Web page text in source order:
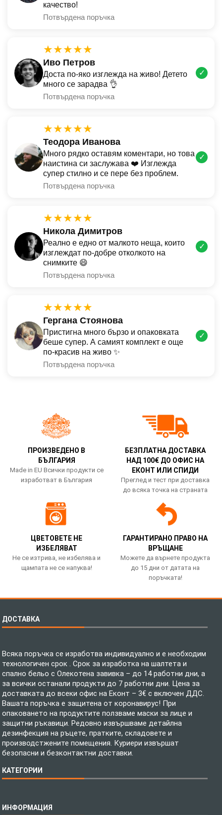
качество!
Потвърдена поръчка
★★★★★
Иво Петров
Доста по-яко изглежда на живо! Детето
много се зарадва 👌
Потвърдена поръчка
✓
★★★★★
Теодора Иванова
Много рядко оставям коментари, но това
наистина си заслужава ❤️ Изглежда
супер стилно и се пере без проблем.
Потвърдена поръчка
✓
★★★★★
Никола Димитров
Реално е едно от малкото неща, които
изглеждат по-добре отколкото на
снимките 😄
Потвърдена поръчка
✓
★★★★★
Гергана Стоянова
Пристигна много бързо и опаковката
беше супер. А самият комплект е още
по-красив на живо ✨
Потвърдена поръчка
✓
ПРОИЗВЕДЕНО В
БЪЛГАРИЯ
Made in EU Всички продукти се
изработват в България
БЕЗПЛАТНА ДОСТАВКА
НАД 100€ ДО ОФИС НА
ЕКОНТ ИЛИ СПИДИ
Преглед и тест при доставка
до всяка точка на страната
ЦВЕТОВЕТЕ НЕ
ИЗБЕЛЯВАТ
Не се изтрива, не избелява и
щампата не се напуква!
ГАРАНТИРАНО ПРАВО НА
ВРЪЩАНЕ
Можете да върнете продукта
до 15 дни от датата на
поръчката!
ДОСТАВКА
Всяка поръчка се изработва индивидуално и е необходим
технологичен срок . Срок за изработка на шалтета и
спално бельо с Олекотена завивка – до 14 работни дни, а
за всички останали продукти до 7 работни дни. Цена за
доставката до всеки офис на Еконт – 3€ с включен ДДС.
Вашата поръчка е защитена от коронавирус! При
опаковането на продуктите ползваме маски за лице и
защитни ръкавици. Редовно извършваме детайлна
дезинфекция на ръцете, пратките, складовете и
производстжените помещения. Куриери извършат
безопасни и безконтактни доставки.
КАТЕГОРИИ
Бебешки спални комплекти
ИНФОРМАЦИЯ